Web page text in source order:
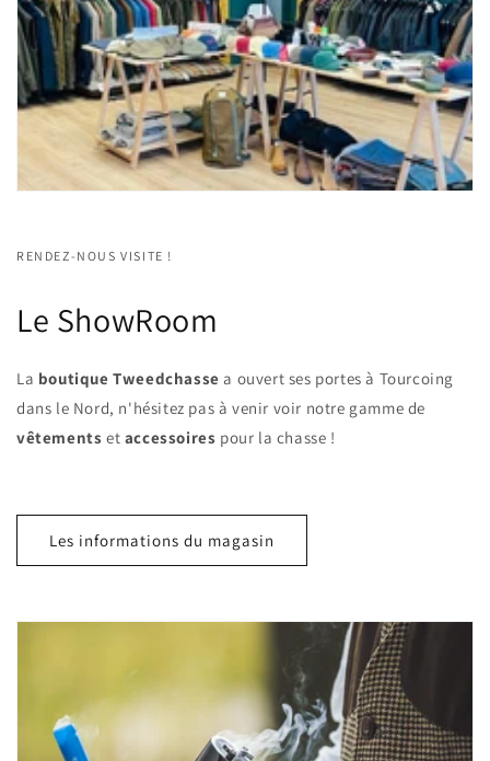
RENDEZ-NOUS VISITE !
Le ShowRoom
La boutique Tweedchasse a ouvert ses portes à Tourcoing
dans le Nord, n'hésitez pas à venir voir notre gamme de
vêtements et accessoires pour la chasse !
Les informations du magasin